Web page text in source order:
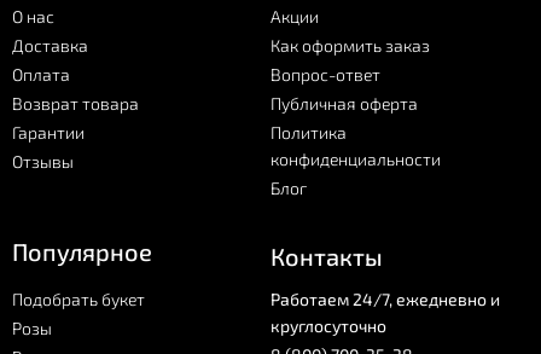
О нас
Доставка
Оплата
Возврат товара
Гарантии
Отзывы
Акции
Как оформить заказ
Вопрос-ответ
Публичная оферта
Политика
конфиденциальности
Блог
Популярное
Подобрать букет
Розы
Контакты
Работаем 24/7, ежедневно и
круглосуточно